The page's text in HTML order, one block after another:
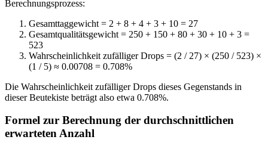
Berechnungsprozess:
Gesamttaggewicht = 2 + 8 + 4 + 3 + 10 = 27
Gesamtqualitätsgewicht = 250 + 150 + 80 + 30 + 10 + 3 =
523
Wahrscheinlichkeit zufälliger Drops = (2 / 27) × (250 / 523) ×
(1 / 5) ≈ 0.00708 = 0.708%
Die Wahrscheinlichkeit zufälliger Drops dieses Gegenstands in
dieser Beutekiste beträgt also etwa 0.708%.
Formel zur Berechnung der durchschnittlichen
erwarteten Anzahl